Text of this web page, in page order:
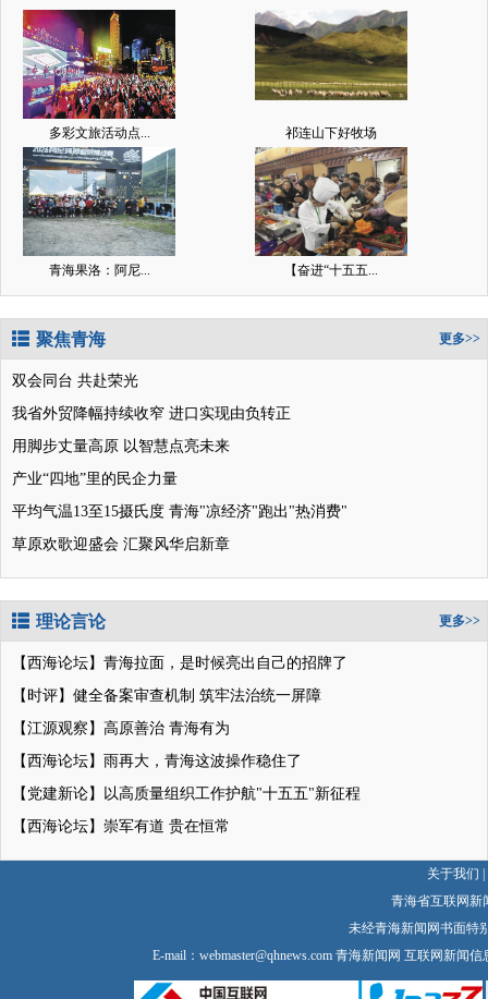
多彩文旅活动点... 祁连山下好牧场
青海果洛：阿尼... 【奋进“十五五...
聚焦青海 更多>>
双会同台 共赴荣光
我省外贸降幅持续收窄 进口实现由负转正
用脚步丈量高原 以智慧点亮未来
产业“四地”里的民企力量
平均气温13至15摄氏度 青海"凉经济"跑出"热消费"
草原欢歌迎盛会 汇聚风华启新章
理论言论 更多>>
【西海论坛】青海拉面，是时候亮出自己的招牌了
【时评】健全备案审查机制 筑牢法治统一屏障
【江源观察】高原善治 青海有为
【西海论坛】雨再大，青海这波操作稳住了
【党建新论】以高质量组织工作护航"十五五"新征程
【西海论坛】崇军有道 贵在恒常
关于我们
青海省互联网
未经青海新闻网书面特
E-mail： webmaster@qhnews.com青海新闻网 互联网新闻信